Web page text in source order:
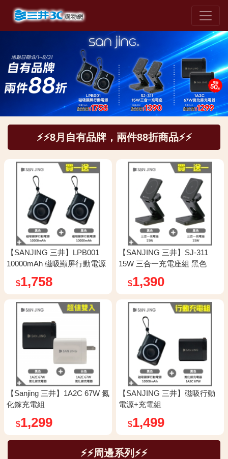
⚡⚡8月自有品牌，兩件88折商品⚡⚡
【SANJING 三井】LPB001
10000mAh 磁吸顯屏行動電源
$1,758
【SANJING 三井】SJ-311
15W 三合一充電座組 黑色
$1,390
【Sanjing 三井】1A2C 67W 氮
化鎵充電組
$1,299
【SANJING 三井】磁吸行動
電源+充電組
$1,499
⚡⚡周邊系列⚡⚡